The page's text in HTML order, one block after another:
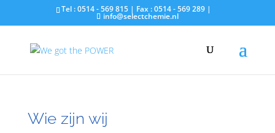
Tel : 0514 - 569 815 | Fax : 0514 - 569 289 |
info@selectchemie.nl
Wie zijn wij